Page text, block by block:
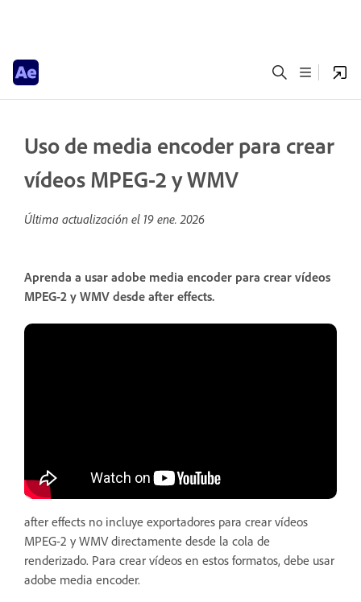
Uso de media encoder para crear
vídeos MPEG-2 y WMV
Última actualización el 19 ene. 2026
Aprenda a usar adobe media encoder para crear vídeos
MPEG-2 y WMV desde after effects.
after effects no incluye exportadores para crear vídeos
MPEG-2 y WMV directamente desde la cola de
renderizado. Para crear vídeos en estos formatos, debe usar
adobe media encoder.